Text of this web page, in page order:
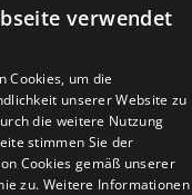
Info
Vertrag
verwendet
Cookies, um die
unserer Website zu
die weitere Nutzung
stimmen Sie der
Cookies gemäß unserer
zu. Weitere Informationen